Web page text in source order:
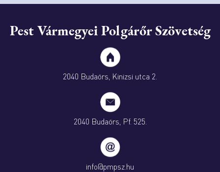
Pest Vármegyei Polgárőr Szövetség
2040 Budaörs, Kinizsi utca 2.
2040 Budaörs, Pf. 525.
info@pmpsz.hu